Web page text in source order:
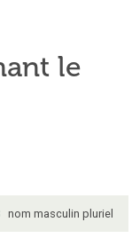
le
nom masculin pluriel